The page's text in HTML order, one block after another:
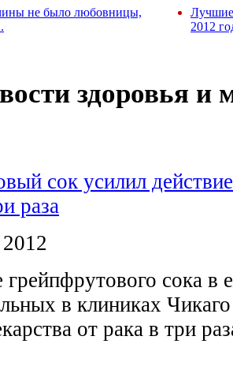
не было любовницы,
Лучшие
2012
здоровья и
сок усилил
раза
грейпфрутового сока в
в клиниках
от рака в три